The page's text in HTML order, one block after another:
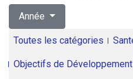
Année
Toutes les catégories
Objectifs de